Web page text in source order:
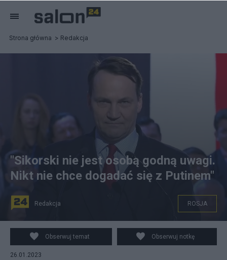
Strona główna Redakcja
Radosław Sikorski, były szef MSZ.
"Sikorski nie jest osobą godną uwagi.
Nikt nie chce dogadać się z Putinem"
Redakcja ROSJA
Obserwuj temat Obserwuj notkę
26.01.2023